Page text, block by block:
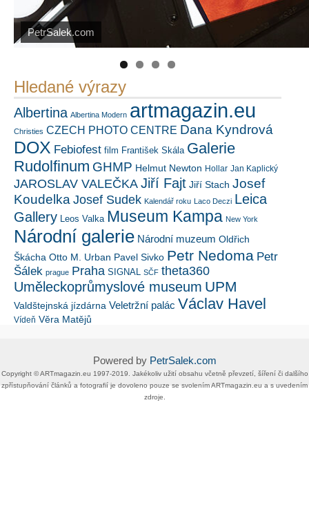
PetrSalek.com
Náš mediální partner
https://kuula.co/profile/PetrSalek/collections
Hledané výrazy
Albertina Albertina Modern artmagazin.eu
Christies CZECH PHOTO CENTRE Dana Kyndrová
DOX Febiofest film František Skála Galerie
Rudolfinum GHMP Helmut Newton Hollar Jan Kaplický
JAROSLAV VALEČKA Jiří Fajt Jiří Stach Josef
Koudelka Josef Sudek Kalendář roku Laco Deczi Leica
Gallery
Leos Valka Museum Kampa New York
Národní galerie Národní muzeum Oldřich
Škácha Otto M. Urban Pavel Sivko Petr Nedoma Petr
Šálek prague Praha SIGNAL SČF theta360
Uměleckoprůmyslové museum UPM
Valdštejnská jízdárna Veletržní palác Václav Havel
Vídeň Věra Matějů
Powered by PetrSalek.com
Copyright ©​ ​​ARTmagazin.eu ​1997-2019​.​ Jakékoliv užití obsahu včetně převzetí, šíření či dalšího
zpřístupňování článků a fotografií je dovoleno pouze se svolením ​ARTmagazin.eu​ ​a s uvedením
zdroje.